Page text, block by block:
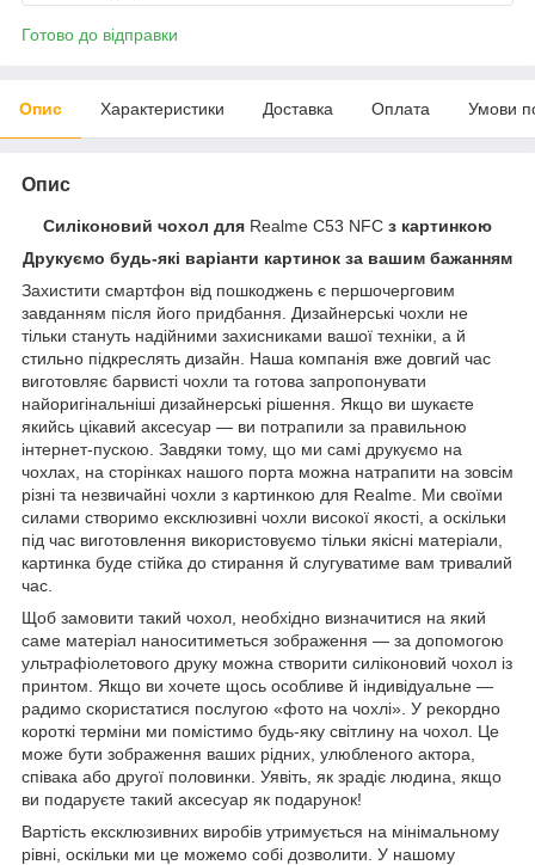
Готово до відправки
Опис Характеристики Доставка Оплата Умови
Опис
Силіконовий чохол для Realme C53 NFC з картинкою
Друкуємо будь-які варіанти картинок за вашим бажанням
Захистити смартфон від пошкоджень є першочерговим
завданням після його придбання. Дизайнерські чохли не
тільки стануть надійними захисниками вашої техніки, а й
стильно підкреслять дизайн. Наша компанія вже довгий час
виготовляє барвисті чохли та готова запропонувати
найоригінальніші дизайнерські рішення. Якщо ви шукаєте
якийсь цікавий аксесуар — ви потрапили за правильною
інтернет-пускою. Завдяки тому, що ми самі друкуємо на
чохлах, на сторінках нашого порта можна натрапити на зовсім
різні та незвичайні чохли з картинкою для Realme. Ми своїми
силами створимо ексклюзивні чохли високої якості, а оскільки
під час виготовлення використовуємо тільки якісні матеріали,
картинка буде стійка до стирання й слугуватиме вам тривалий
час.
Щоб замовити такий чохол, необхідно визначитися на який
саме матеріал наноситиметься зображення — за допомогою
ультрафіолетового друку можна створити силіконовий чохол із
принтом. Якщо ви хочете щось особливе й індивідуальне —
радимо скористатися послугою «фото на чохлі». У рекордно
короткі терміни ми помістимо будь-яку світлину на чохол. Це
може бути зображення ваших рідних, улюбленого актора,
співака або другої половинки. Уявіть, як зрадіє людина, якщо
ви подаруєте такий аксесуар як подарунок!
Вартість ексклюзивних виробів утримується на мінімальному
рівні, оскільки ми це можемо собі дозволити. У нашому